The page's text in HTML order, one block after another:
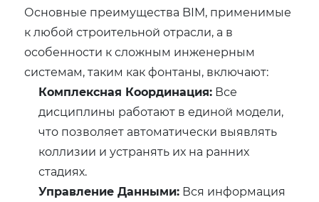
Основные преимущества BIM, применимые
к любой строительной отрасли, а в
особенности к сложным инженерным
системам, таким как фонтаны, включают:
Комплексная Координация: Все
дисциплины работают в единой модели,
что позволяет автоматически выявлять
коллизии и устранять их на ранних
стадиях.
Управление Данными: Вся информация